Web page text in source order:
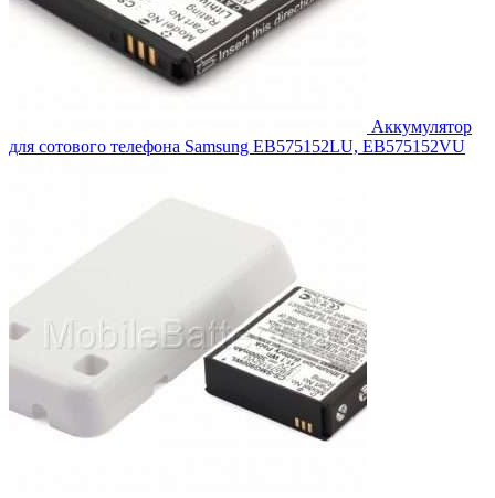
Аккумулятор
для сотового телефона Samsung EB575152LU, EB575152VU